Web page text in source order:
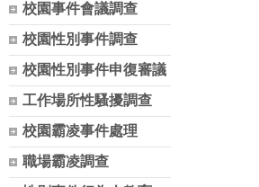
校園事件會議調查
校園性別事件調查
校園性別事件申復審議
工作場所性騷擾調查
校園霸凌事件處理
職場霸凌調查